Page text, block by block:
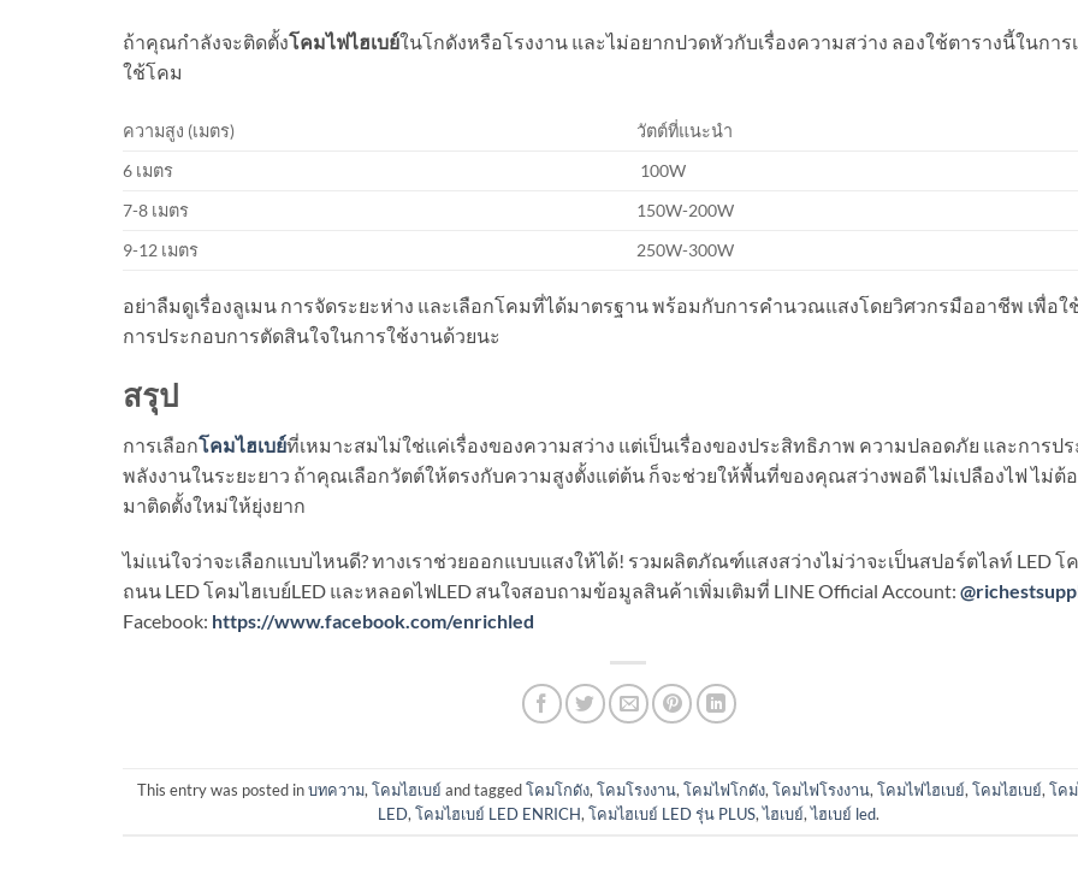
ถ้าคุณกำลังจะติดตั้งโคมไฟไฮเบย์ในโกดังหรือโรงงาน และไม่อยากปวดหัวกับเรื่องความสว่าง ลองใช้ตารางนี้ในการ
ใช้โคม
ความสูง (เมตร)
วัตต์ที่แนะนำ
6 เมตร
100W
7-8 เมตร
150W-200W
9-12 เมตร
250W-300W
อย่าลืมดูเรื่องลูเมน การจัดระยะห่าง และเลือกโคมที่ได้มาตรฐาน พร้อมกับการคำนวณแสงโดยวิศวกรมืออาชีพ เพื่อใ
การประกอบการตัดสินใจในการใช้งานด้วยนะ
สรุป
การเลือกโคมไฮเบย์ที่เหมาะสมไม่ใช่แค่เรื่องของความสว่าง แต่เป็นเรื่องของประสิทธิภาพ ความปลอดภัย และการป
พลังงานในระยะยาว ถ้าคุณเลือกวัตต์ให้ตรงกับความสูงตั้งแต่ต้น ก็จะช่วยให้พื้นที่ของคุณสว่างพอดี ไม่เปลืองไฟ ไม่ต้
มาติดตั้งใหม่ให้ยุ่งยาก
ไม่แน่ใจว่าจะเลือกแบบไหนดี? ทางเราช่วยออกแบบแสงให้ได้! รวมผลิตภัณฑ์แสงสว่างไม่ว่าจะเป็นสปอร์ตไลท์ LED โ
ถนน LED โคมไฮเบย์LED และหลอดไฟLED สนใจสอบถามข้อมูลสินค้าเพิ่มเติมที่ LINE Official Account:
Facebook: https://www.facebook.com/enrichled
This entry was posted inบทความ, โคมไฮเบย์ and taggedโคมโกดัง, โคมโรงงาน, โคมไฟโกดัง, โคมไฟโรงงาน, โคมไฟไฮเบย์, โคมไฮเบย์, โค
LED, โคมไฮเบย์ LED ENRICH, โคมไฮเบย์ LED รุ่น PLUS,ไฮเบย์,ไฮเบย์ led.